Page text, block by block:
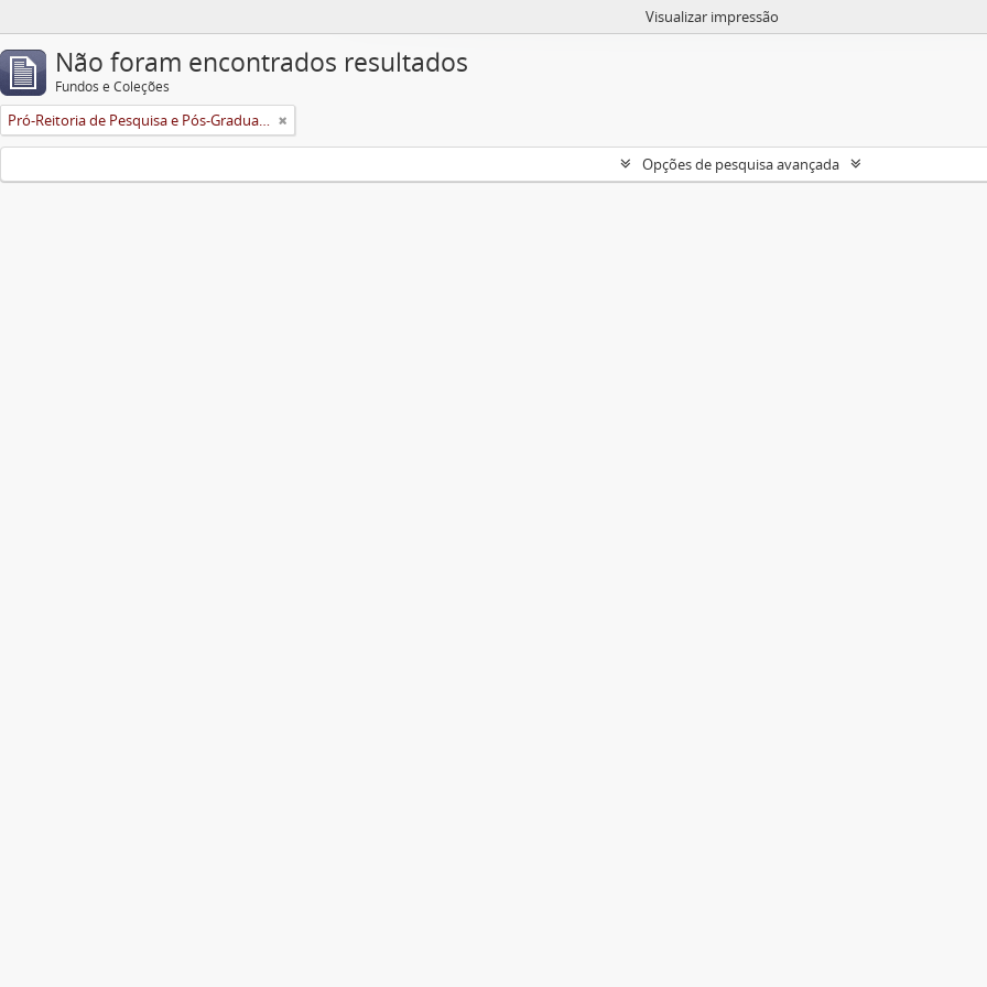
Visualizar impressão
Não foram encontrados resultados
Fundos e Coleções
Pró-Reitoria de Pesquisa e Pós-Graduação
Opções de pesquisa avançada